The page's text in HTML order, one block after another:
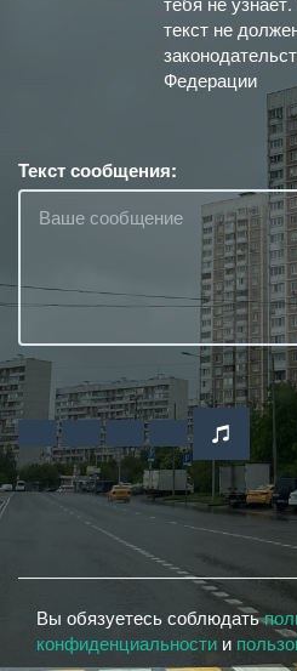
текст не
Федерации
Текст сообщения:
Вы обязуетесь соблюдать
конфиденциальности и